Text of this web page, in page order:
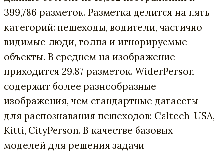
399,786 разметок. Разметка делится на пять
категорий: пешеходы, водители, частично
видимые люди, толпа и игнорируемые
объекты. В среднем на изображение
приходится 29.87 разметок. WiderPerson
содержит более разнообразные
изображения, чем стандартные датасеты
для распознавания пешеходов: Caltech-USA,
Kitti, CityPerson. В качестве базовых
моделей для решения задачи